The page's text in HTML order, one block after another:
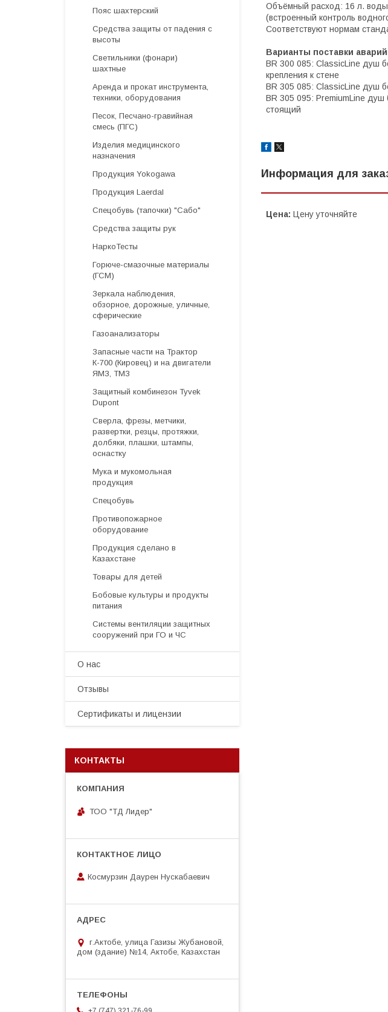
Объёмный расход: 16 л. воды
(встроенный контроль
Соответствуют нормам
Варианты поставки
BR 300 085: ClassicLine душ
крепления к стене
BR 305 085: ClassicLine душ
BR 305 095: PremiumLine душ
стоящий
Информация для
Цена: Цену уточняйте
Пояс шахтерский
Средства защиты от падения с
высоты
Светильники (фонари)
шахтные
Аренда и прокат инструмента,
техники, оборудования
Песок, Песчано-гравийная
смесь (ПГС)
Изделия медицинского
назначения
Продукция Yokogawa
Продукция Laerdal
Спецобувь (тапочки) "Сабо"
Средства защиты рук
НаркоТесты
Горюче-смазочные материалы
(ГСМ)
Зеркала наблюдения,
обзорное, дорожные, уличные,
сферические
Газоанализаторы
Запасные части на Трактор
К-700 (Кировец) и на двигатели
ЯМЗ, ТМЗ
Защитный комбинезон Tyvek
Dupont
Cверла, фрезы, метчики,
развертки, резцы, протяжки,
долбяки, плашки, штампы,
оснастку
Мука и мукомольная
продукция
Спецобувь
Противопожарное
оборудование
Продукция сделано в
Казахстане
Товары для детей
Бобовые культуры и продукты
питания
Системы вентиляции защитных
сооружений при ГО и ЧС
О нас
Отзывы
Сертификаты и лицензии
КОНТАКТЫ
ТОО "ТД Лидер"
Космурзин Даурен Нускабаевич
г.Актобе, улица Газизы Жубановой,
дом (здание) №14, Актобе, Казахстан